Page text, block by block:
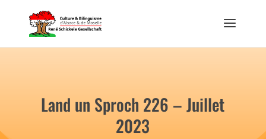
Land un Sproch 226 – Juillet
2023